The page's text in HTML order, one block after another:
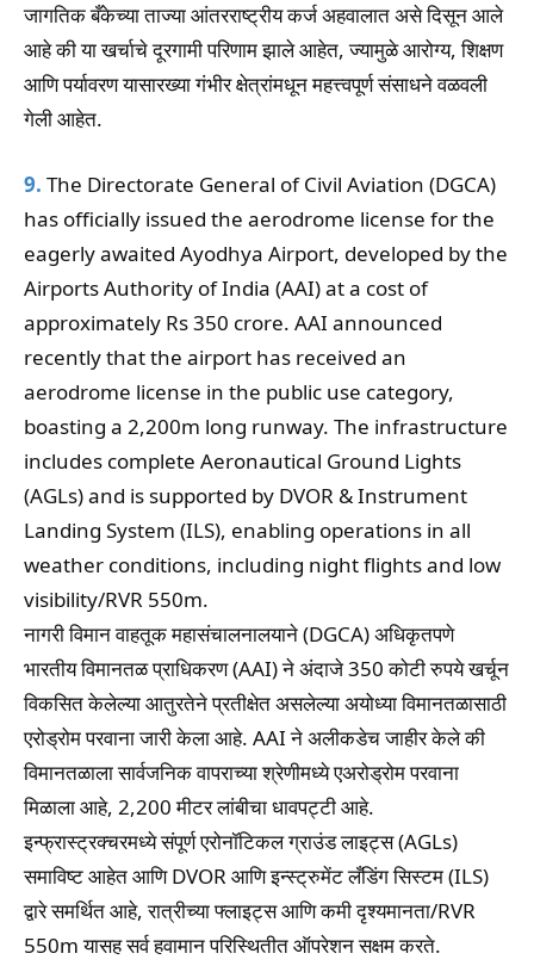
जागतिक बँकेच्या ताज्या आंतरराष्ट्रीय कर्ज अहवालात असे दिसून आले
आहे की या खर्चाचे दूरगामी परिणाम झाले आहेत, ज्यामुळे आरोग्य, शिक्षण
आणि पर्यावरण यासारख्या गंभीर क्षेत्रांमधून महत्त्वपूर्ण संसाधने वळवली
गेली आहेत.
9. The Directorate General of Civil Aviation (DGCA)
has officially issued the aerodrome license for the
eagerly awaited Ayodhya Airport, developed by the
Airports Authority of India (AAI) at a cost of
approximately Rs 350 crore. AAI announced
recently that the airport has received an
aerodrome license in the public use category,
boasting a 2,200m long runway. The infrastructure
includes complete Aeronautical Ground Lights
(AGLs) and is supported by DVOR & Instrument
Landing System (ILS), enabling operations in all
weather conditions, including night flights and low
visibility/RVR 550m.
नागरी विमान वाहतूक महासंचालनालयाने (DGCA) अधिकृतपणे
भारतीय विमानतळ प्राधिकरण (AAI) ने अंदाजे 350 कोटी रुपये खर्चून
विकसित केलेल्या आतुरतेने प्रतीक्षेत असलेल्या अयोध्या विमानतळासाठी
एरोड्रोम परवाना जारी केला आहे. AAI ने अलीकडेच जाहीर केले की
विमानतळाला सार्वजनिक वापराच्या श्रेणीमध्ये एअरोड्रोम परवाना
मिळाला आहे, 2,200 मीटर लांबीचा धावपट्टी आहे.
इन्फ्रास्ट्रक्चरमध्ये संपूर्ण एरोनॉटिकल ग्राउंड लाइट्स (AGLs)
समाविष्ट आहेत आणि DVOR आणि इन्स्ट्रुमेंट लँडिंग सिस्टम (ILS)
द्वारे समर्थित आहे, रात्रीच्या फ्लाइट्स आणि कमी दृश्यमानता/RVR
550m यासह सर्व हवामान परिस्थितीत ऑपरेशन सक्षम करते.